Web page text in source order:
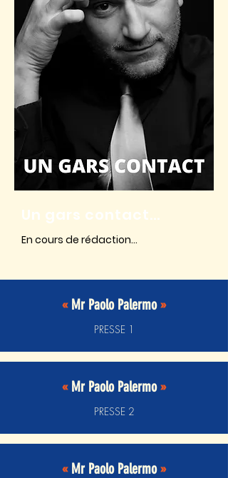
Un gars contact...
En cours de rédaction...
« Mr Paolo Palermo »
PRESSE 1
« Mr Paolo Palermo »
PRESSE 2
« Mr Paolo Palermo »